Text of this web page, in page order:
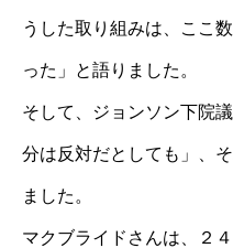
うした取り組みは、ここ
った」と語りました。
そして、ジョンソン下院
分は反対だとしても」、
ました。
マクブライドさんは、２